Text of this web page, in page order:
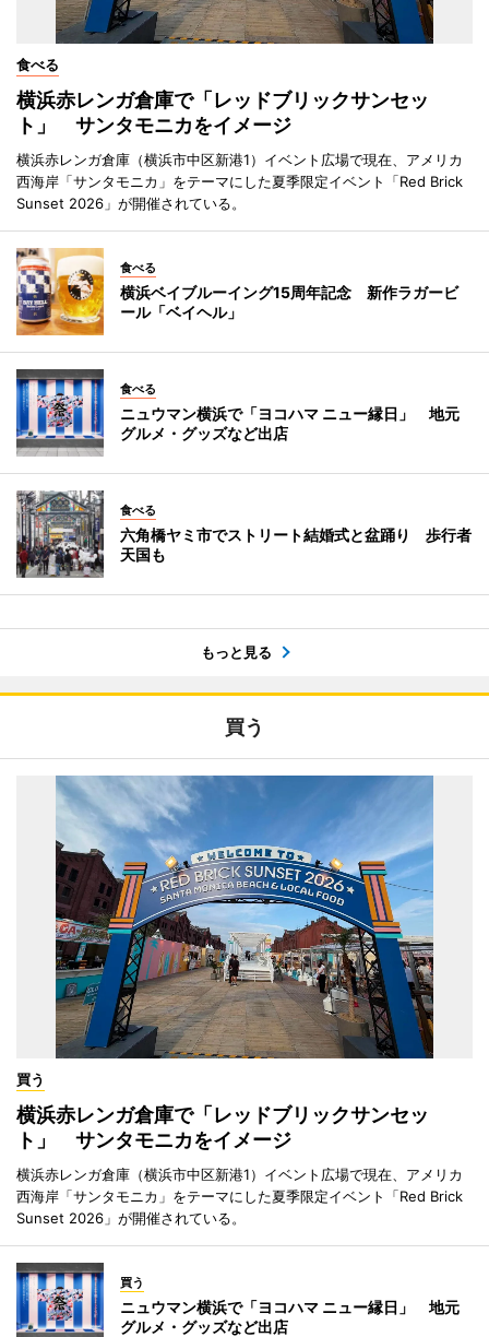
食べる
横浜赤レンガ倉庫で「レッドブリックサンセッ
ト」 サンタモニカをイメージ
横浜赤レンガ倉庫（横浜市中区新港1）イベント広場で現在、アメリカ
西海岸「サンタモニカ」をテーマにした夏季限定イベント「Red Brick
Sunset 2026」が開催されている。
食べる
横浜ベイブルーイング15周年記念 新作ラガービ
ール「ベイヘル」
食べる
ニュウマン横浜で「ヨコハマ ニュー縁日」 地元
グルメ・グッズなど出店
食べる
六角橋ヤミ市でストリート結婚式と盆踊り 歩行者
天国も
もっと見る
買う
買う
横浜赤レンガ倉庫で「レッドブリックサンセッ
ト」 サンタモニカをイメージ
横浜赤レンガ倉庫（横浜市中区新港1）イベント広場で現在、アメリカ
西海岸「サンタモニカ」をテーマにした夏季限定イベント「Red Brick
Sunset 2026」が開催されている。
買う
ニュウマン横浜で「ヨコハマ ニュー縁日」 地元
グルメ・グッズなど出店